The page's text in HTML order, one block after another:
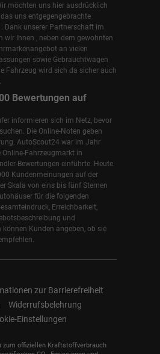
möchten uns hier ausdrücklich
uns entgegengebrachte
Dank unserer Partnerschaft im
wir Ihnen , neben dem gewohnten
an vielen
sowie Gebrauchtwagen
Fahrzeug wird sich da sicher auch
Bewertungen auf
informieren sich im Netz, bevor
Die Online-Noten geben
AutoScout24 war im Jahr
Online-Fahrzeugmarkt in
Bewertungen einführte. Heute
Kundenmeinungen auf der
Skala von eins bis fünf Sternen
für die folgenden
Erreichbarkeit,
und
können Kunden angeben, ob sie
zur Barrierefreiheit
Widerrufsbelehrung
Einstellungen
zum offiziellen Kraftstoffverbrauch